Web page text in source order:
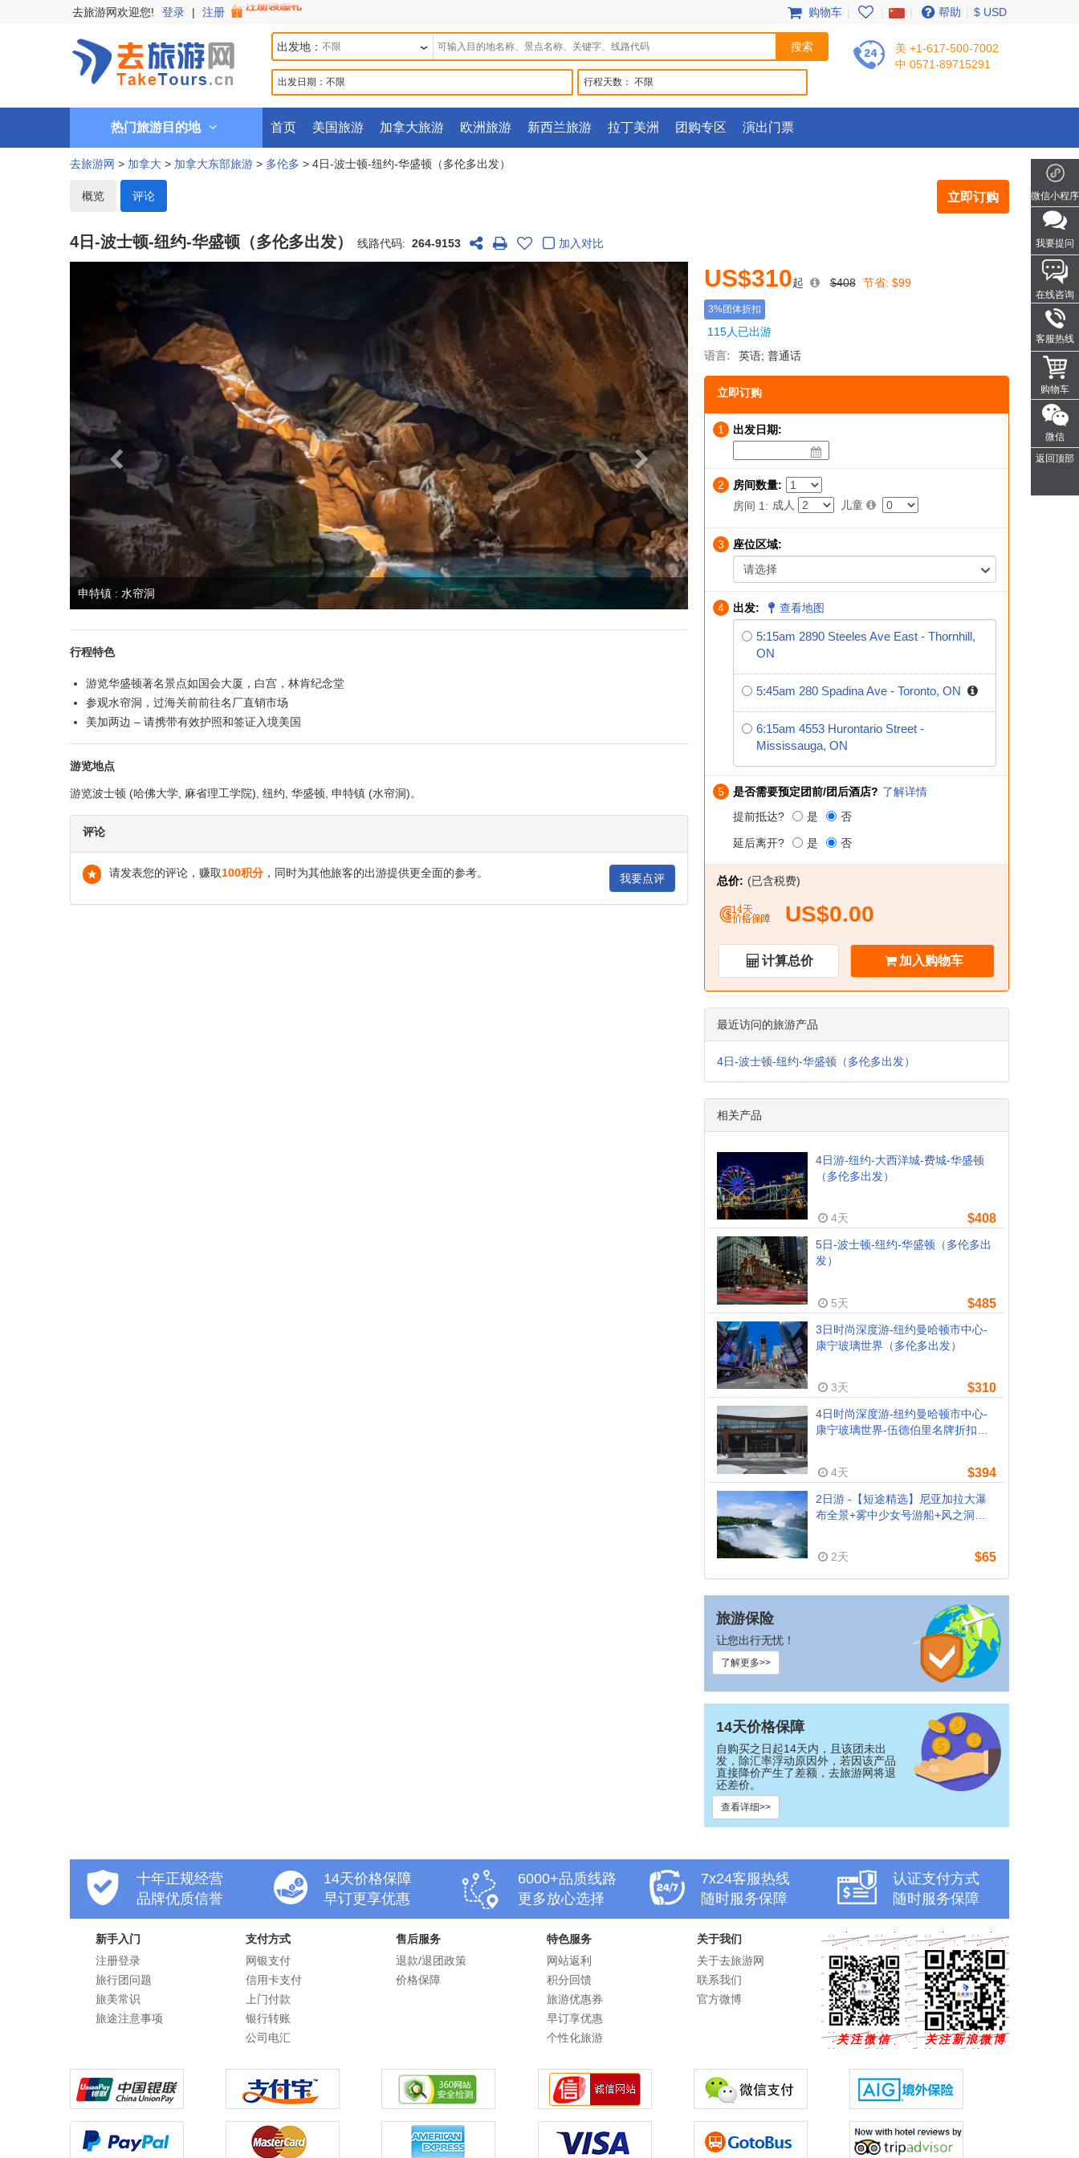
去旅游网欢迎您! 登录 | 注册 购物车 帮助 $ USD
出发地：
出发日期： 不限 行程天数： 不限
美 +1-617-500-7002
中 0571-89715291
热门旅游目的地 首页 美国旅游 加拿大旅游 欧洲旅游 新西兰旅游 拉丁美洲 团购专区 演出门票
去旅游网 > 加拿大 > 加拿大东部旅游 > 多伦多 > 4日-波士顿-纽约-华盛顿（多伦多出发）
概览 评论 立即订购
4日-波士顿-纽约-华盛顿（多伦多出发） 线路代码: 264-9153 加入对比
纽约 : 纽约时代广场
行程特色
游览华盛顿著名景点如国会大厦，白宫，林肯纪念堂
参观水帘洞，过海关前前往名厂直销市场
美加两边 – 请携带有效护照和签证入境美国
游览地点
游览波士顿 (哈佛大学, 麻省理工学院), 纽约, 华盛顿, 申特镇 (水帘洞)。
评论
★ 请发表您的评论，赚取100积分 ，同时为其他旅客的出游提供更全面的参考。 我要点评
US$310起 $408 节省: $99
3%团体折扣
115人已出游
语言:
英语; 普通话
立即订购
1 出发日期:
2
房间数量:
房间 1: 成人 儿童
3
座位区域:
请选择
4 出发: 查看地图
5:15am 2890 Steeles Ave East - Thornhill,
ON
5:45am 280 Spadina Ave - Toronto, ON
6:15am 4553 Hurontario Street -
Mississauga, ON
5 是否需要预定团前/团后酒店? 了解详情
提前抵达?
是 否
延后离开? 是 否
总价: (已含税费)
US$0.00
计算总价 加入购物车
最近访问的旅游产品
4日-波士顿-纽约-华盛顿（多伦多出发）
相关产品
4日游-纽约-大西洋城-费城-华盛顿
（多伦多出发）
4天 $408
5日-波士顿-纽约-华盛顿（多伦多出
发）
5天 $485
3日时尚深度游-纽约曼哈顿市中心-
康宁玻璃世界（多伦多出发）
3天 $310
4日时尚深度游-纽约曼哈顿市中心-
康宁玻璃世界-伍德伯里名牌折扣购
4天 $394
2日游 -【短途精选】尼亚加拉大瀑
布全景+雾中少女号游船+风之洞
2天 $65
旅游保险
让您出行无忧！
了解更多>>
14天价格保障
自购买之日起14天内，且该团未出
发，除汇率浮动原因外，若因该产品
直接降价产生了差额，去旅游网将退
还差价。
查看详细>>
微信小程序
我要提问
在线咨询
客服热线
购物车
微信
返回顶部
十年正规经营
品牌优质信誉
14天价格保障
早订更享优惠
6000+品质线路
更多放心选择
7x24客服热线
随时服务保障
认证支付方式
随时服务保障
新手入门
注册登录
旅行团问题
旅美常识
旅途注意事项
支付方式
网银支付
信用卡支付
上门付款
银行转账
公司电汇
售后服务
退款/退团政策
价格保障
特色服务
网站返利
积分回馈
旅游优惠券
早订享优惠
个性化旅游
关于我们
关于去旅游网
联系我们
官方微博
关注微信 关注新浪微博